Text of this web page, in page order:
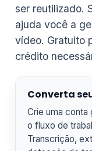
ser reutilizado.
ajuda você a
vídeo. Gratuito
crédito
Converta
Crie uma conta
o fluxo de
Transcrição,